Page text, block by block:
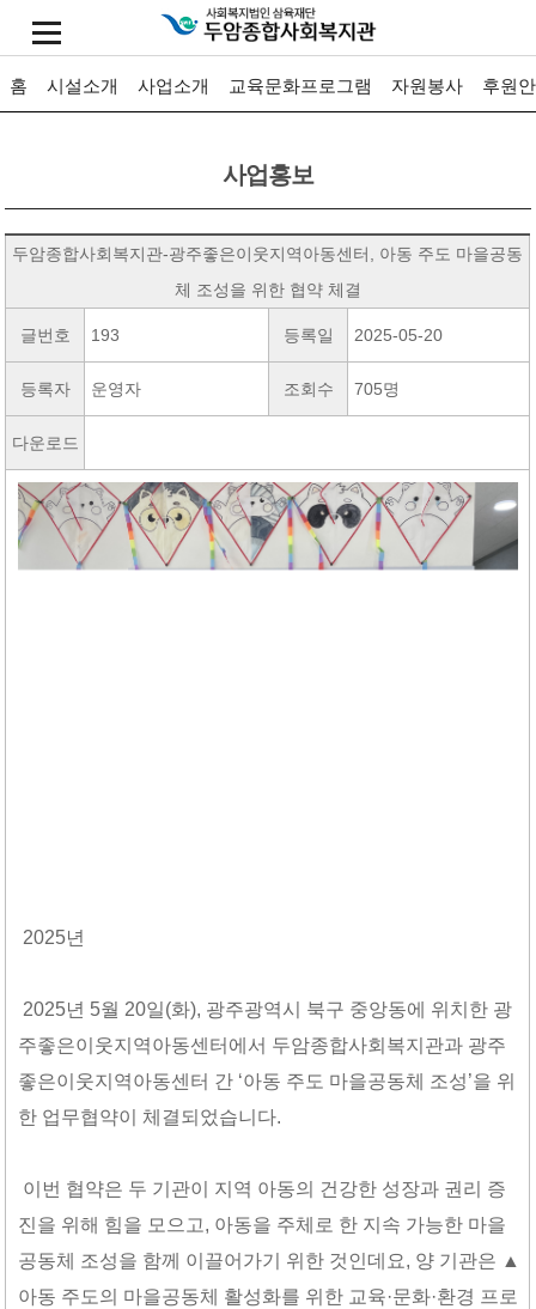
홈 시설소개 사업소개 교육문화프로그램 자원봉사 후원
사업홍보
두암종합사회복지관-광주좋은이웃지역아동센터, 아동 주도 마을공동
체 조성을 위한 협약 체결
글번호 193 등록일 2025-05-20
등록자 운영자 조회수 705명
다운로드
2025년
2025년 5월 20일(화), 광주광역시 북구 중앙동에 위치한 광
주좋은이웃지역아동센터에서 두암종합사회복지관과 광주
좋은이웃지역아동센터 간 ‘아동 주도 마을공동체 조성’을 위
한 업무협약이 체결되었습니다.
이번 협약은 두 기관이 지역 아동의 건강한 성장과 권리 증
진을 위해 힘을 모으고, 아동을 주체로 한 지속 가능한 마을
공동체 조성을 함께 이끌어가기 위한 것인데요, 양 기관은 ▲
아동 주도의 마을공동체 활성화를 위한 교육·문화·환경 프로